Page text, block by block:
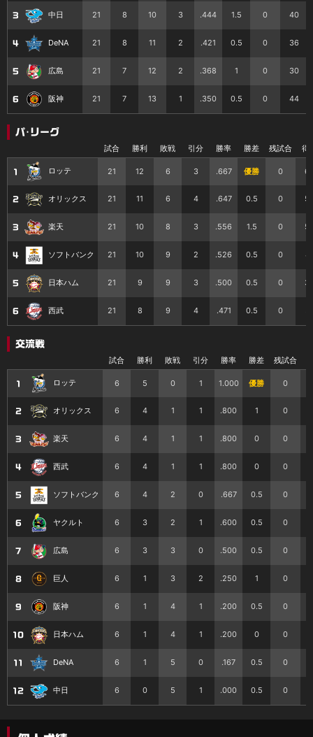
3
4
5
6
中日 21 8 10 3 .444 1.5 0 40
DeNA 21 8 11 2 .421 0.5 0 36
広島 21 7 12 2 .368 1 0 30
阪神 21 7 13 1 .350 0.5 0 44
パ･リーグ
1
2
3
4
5
6
試合 勝利 敗戦 引分 勝率 勝差 残試合 得
ロッテ 21 12 6 3 .667 優勝 0
オリックス 21 11 6 4 .647 0.5 0
楽天 21 10 8 3 .556 1.5 0
ソフトバンク 21 10 9 2 .526 0.5 0 41
日本ハム 21 9 9 3 .500 0.5 0
西武 21 8 9 4 .471 0.5 0
交流戦
1
2
3
4
5
6
7
8
9
10
11
12
試合 勝利 敗戦 引分 勝率 勝差 残試合
ロッテ 6 5 0 1 1.000 優勝 0
オリックス 6 4 1 1 .800 1 0
楽天 6 4 1 1 .800 0 0
西武 6 4 1 1 .800 0 0
ソフトバンク 6 4 2 0 .667 0.5 0
ヤクルト 6 3 2 1 .600 0.5 0
広島 6 3 3 0 .500 0.5 0
巨人 6 1 3 2 .250 1 0
阪神 6 1 4 1 .200 0.5 0
日本ハム 6 1 4 1 .200 0 0
DeNA 6 1 5 0 .167 0.5 0
中日 6 0 5 1 .000 0.5 0